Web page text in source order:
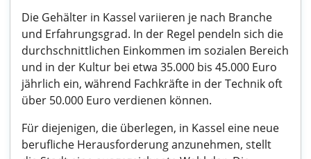
Die Gehälter in Kassel variieren je nach Branche
und Erfahrungsgrad. In der Regel pendeln sich die
durchschnittlichen Einkommen im sozialen Bereich
und in der Kultur bei etwa 35.000 bis 45.000 Euro
jährlich ein, während Fachkräfte in der Technik oft
über 50.000 Euro verdienen können.
Für diejenigen, die überlegen, in Kassel eine neue
berufliche Herausforderung anzunehmen, stellt